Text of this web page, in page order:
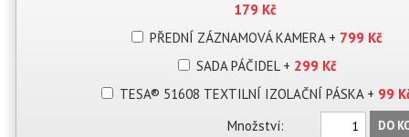
179 Kč
PŘEDNÍ ZÁZNAMOVÁ KAMERA + 799 Kč
SADA PÁČIDEL + 299 Kč
TESA® 51608 TEXTILNÍ IZOLAČNÍ PÁSKA + 99
Množství:
DO